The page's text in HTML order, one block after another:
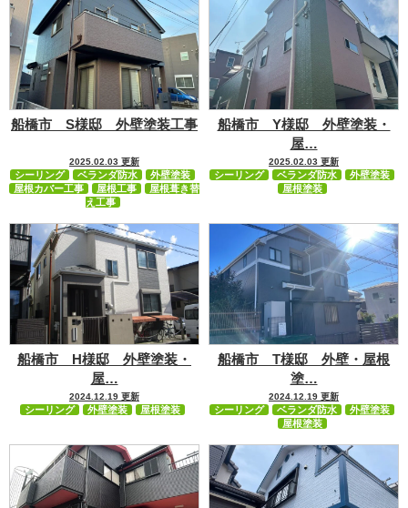
船橋市 S様邸 外壁塗装工事
2025.02.03 更新
シーリング ベランダ防水
外壁塗装
屋根カバー工事
屋根工事
屋根葺き替
え工事
船橋市 Y様邸 外壁塗装・
屋…
2025.02.03 更新
シーリング ベランダ防水
外壁塗装
屋根塗装
船橋市 H様邸 外壁塗装・
屋…
2024.12.19 更新
シーリング 外壁塗装 屋根塗装
船橋市 T様邸 外壁・屋根
塗…
2024.12.19 更新
シーリング ベランダ防水
外壁塗装
屋根塗装